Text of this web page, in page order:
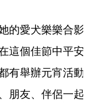
的愛犬樂樂合影
這個佳節中平安
有舉辦元宵活動
朋友、伴侶一起